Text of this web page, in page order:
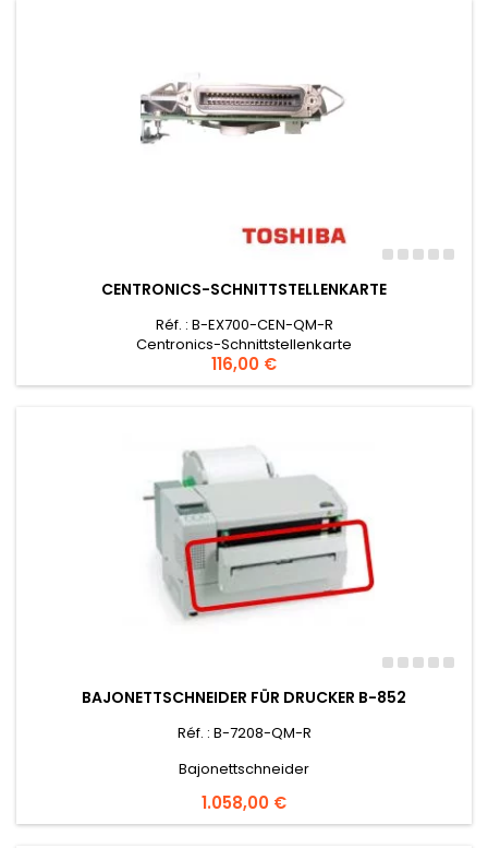
CENTRONICS-SCHNITTSTELLENKARTE
Réf. : B-EX700-CEN-QM-R
Centronics-Schnittstellenkarte
Preis
116,00 €
BAJONETTSCHNEIDER FÜR DRUCKER B-852
Réf. : B-7208-QM-R
Bajonettschneider
Preis
1.058,00 €